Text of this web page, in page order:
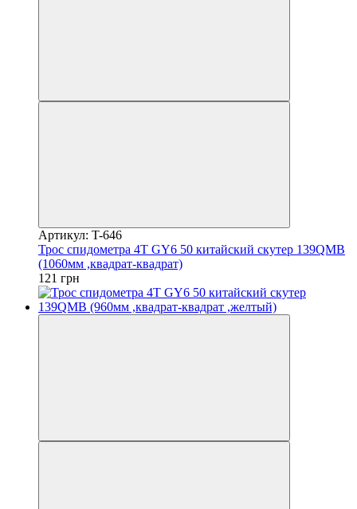
Артикул: T-646
Трос спидометра 4T GY6 50 китайский скутер 139QMB
(1060мм ,квадрат-квадрат)
121 грн